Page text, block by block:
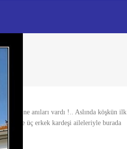
ne anıları vardı !.. Aslında köşkün ilk
ve üç erkek kardeşi aileleriyle burada